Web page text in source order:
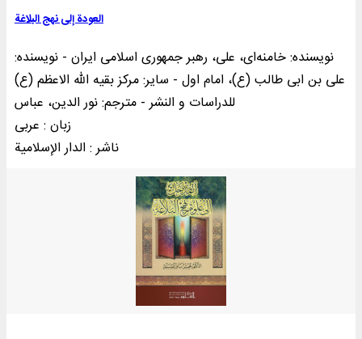
العودة إلی نهج البلاغة
نویسنده: خامنه‌ای، علی، رهبر جمهوری اسلامی ایران - نویسنده:
علی بن ابی طالب (ع)، امام اول - سایر: مرکز بقیه الله الاعظم (ع)
للدراسات و النشر - مترجم: نور الدین، عباس
زبان : عربی
ناشر : الدار الإسلامية